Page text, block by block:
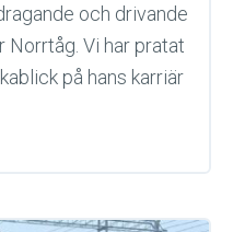
och drivande
Norrtåg. Vi har pratat
på hans karriär